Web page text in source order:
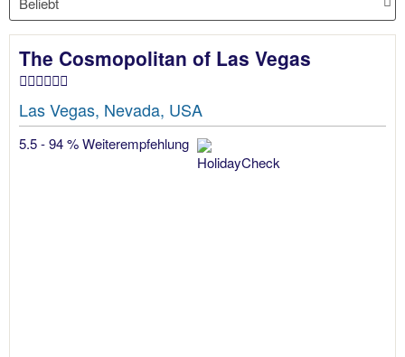
The Cosmopolitan of Las Vegas
Las Vegas, Nevada, USA
5.5 - 94 % Weiterempfehlung